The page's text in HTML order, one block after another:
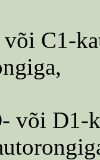
C1-
või D1-